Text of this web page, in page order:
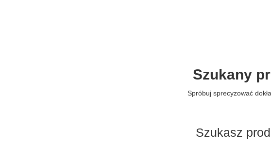
Szukany
Spróbuj sprecyzować
Szukasz